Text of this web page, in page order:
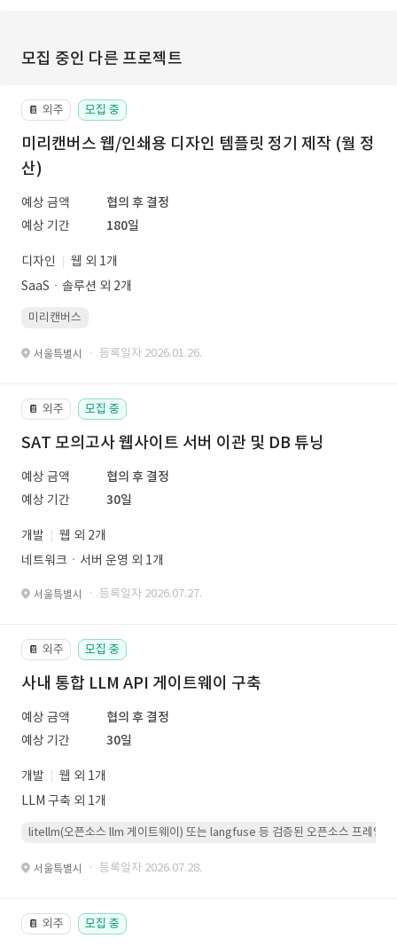
모집 중인 다른 프로젝트
📔 외주 모집 중
미리캔버스 웹/인쇄용 디자인 템플릿 정기 제작 (월 정
산)
예상 금액
협의 후 결정
예상 기간
180일
디자인
웹 외 1개
SaaSㆍ솔루션 외 2개
미리캔버스
서울특별시 · 등록일자 2026.01.26.
📔 외주 모집 중
SAT 모의고사 웹사이트 서버 이관 및 DB 튜닝
예상 금액
협의 후 결정
예상 기간
30일
개발
웹 외 2개
네트워크ㆍ서버 운영 외 1개
서울특별시 · 등록일자 2026.07.27.
📔 외주 모집 중
사내 통합 LLM API 게이트웨이 구축
예상 금액
협의 후 결정
예상 기간
30일
개발
웹 외 1개
LLM 구축 외 1개
litellm(오픈소스 llm 게이트웨이) 또는 langfuse 등 검증된 오픈소스 프레임워
서울특별시 · 등록일자 2026.07.28.
📔 외주 모집 중